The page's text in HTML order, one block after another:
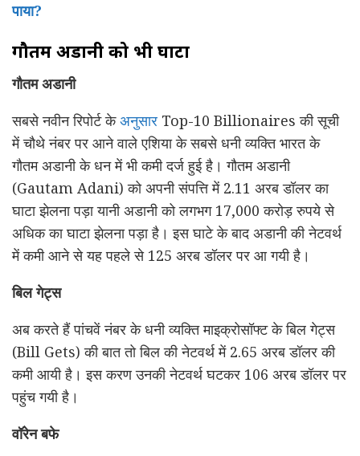
पाया?
गौतम अडानी को भी घाटा
गौतम अडानी
सबसे नवीन रिपोर्ट केअनुसार Top-10 Billionaires की सूची
में चौथे नंबर पर आने वाले एशिया के सबसे धनी व्यक्ति भारत के
गौतम अडानी के धन में भी कमी दर्ज हुई है। गौतम अडानी
(Gautam Adani) को अपनी संपत्ति में 2.11 अरब डॉलर का
घाटा झेलना पड़ा यानी अडानी को लगभग 17,000 करोड़ रुपये से
अधिक का घाटा झेलना पड़ा है। इस घाटे के बाद अडानी की नेटवर्थ
में कमी आने से यह पहले से 125 अरब डॉलर पर आ गयी है।
बिल गेट्स
अब करते हैं पांचवें नंबर के धनी व्यक्ति माइक्रोसॉफ्ट के बिल गेट्स
(Bill Gets) की बात तो बिल की नेटवर्थ में 2.65 अरब डॉलर की
कमी आयी है। इस करण उनकी नेटवर्थ घटकर 106 अरब डॉलर पर
पहुंच गयी है।
वॉरेन बफे